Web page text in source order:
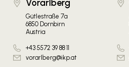
Vorarlberg
Gütlestraße 7a
6850 Dornbirn
Austria
+43 5572 39 88 11
vorarlberg@ikp.at